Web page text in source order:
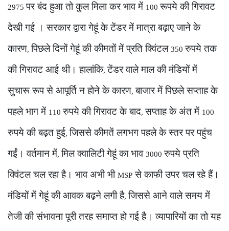
2975पर बंद हुआ तो कुल मिला कर भाव में 100रूपये की गिरावट
देखी गई । सरकार द्वारा गेहूं के टेंडर में मात्रा बढ़ाए जाने के
कारण,पिछले दिनों गेहूं की कीमतों में प्रति क्विंटल 350रुपये तक
की गिरावट आई थी। हालांकि,टेंडर वाले माल की मंडियों में
सुचारू रूप से आपूर्ति न होने के कारण,बाजार में पिछले सप्ताह के
पहले भाग में 110रुपये की गिरावट के बाद,सप्ताह के अंत में 100
रुपये की बढ़त हुई,जिससे कीमतें लगभग पहले के स्तर पर पहुंच
गईं। वर्तमान में,मिल क्वालिटी गेहूं का भाव 3000रुपये प्रति
क्विंटल चल रहा है। भाव अभी भी MSP से काफी उपर चल रहे हैं।
मंडियों में गेहूं की आवक बढ़ने लगी है,जिससे आने वाले समय में
तेजी की संभावना पूरी तरह समाप्त हो गई है। व्यापारियों का तो यह